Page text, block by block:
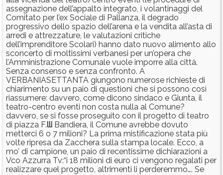
assegnazione dell’appalto integrato, i volantinaggi del
Comitato per l’ex Sociale di Pallanza, il degrado
progressivo dello spazio dell’arena e la vendita all’asta di
arredi e attrezzature, le valutazioni critiche
dell’imprenditore Scolari) hanno dato nuovo alimento allo
sconcerto di moltissimi verbanesi per un’opera che
l’Amministrazione Comunale vuole imporre alla città.
Senza consenso e senza confronto. A
VERBANIASETTANTA giungono numerose richieste di
chiarimento su un paio di questioni che si possono così
riassumere: davvero, come dicono sindaco e Giunta, il
teatro-centro eventi non costa nulla al Comune?
davvero, se si fosse proseguito con il progetto di teatro
di piazza F.lli Bandiera, il Comune avrebbe dovuto
metterci 6 o 7 milioni? La prima mistificazione stata più
volte ripresa da Zacchera sulla stampa locale. Ecco, a
mo’ di campione, un paio di recentissime dichiarazioni a
Vco Azzurra Tv:“i 18 milioni di euro ci vengono regalati per
realizzare quel progetto, altrimenti li perderemmo…. Se